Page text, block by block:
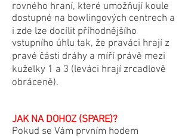
rovného hraní, které umožňují koule
dostupné na bowlingových centrech a
i zde lze docílit příhodnějšího
vstupního úhlu tak, že praváci hrají z
pravé části dráhy a míří právě mezi
kuželky 1 a 3 (leváci hrají zrcadlově
obráceně).
JAK NA DOHOZ (SPARE)?
Pokud se Vám prvním hodem